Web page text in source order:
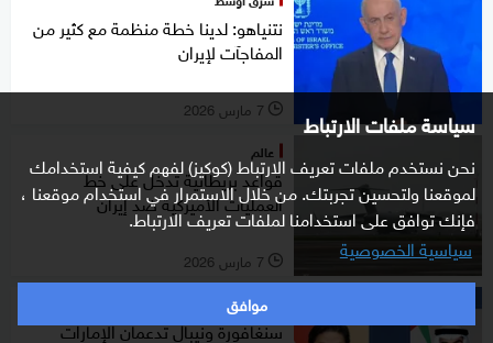
سياسة ملفات الارتباط
نحن نستخدم ملفات تعريف الارتباط (كوكيز) لفهم كيفية استخدامك
لموقعنا ولتحسين تجربتك. من خلال الاستمرار في استخدام موقعنا ،
فإنك توافق على استخدامنا لملفات تعريف الارتباط.
سياسية الخصوصية
موافق
نتنياهو: لدينا خطة منظمة مع كثير من
المفاجآت لإيران
l 7 مارس 2026
عالم
قواعد بريطانية تدخل على خط
العمليات الأميركية ضد إيران
l 7 مارس 2026
شرق أوسط
سنغافورة ونيبال تدعمان الإمارات